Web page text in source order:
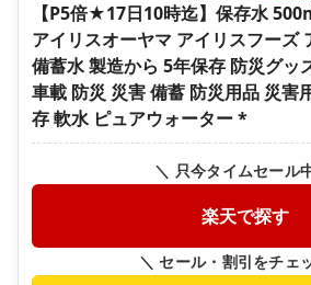
【P5倍★17日10時迄】保存水
アイリスオーヤマ アイリスフーズ
備蓄水 製造から 5年保存 防災グッ
車載 防災 災害 備蓄 防災用品 災害
存 軟水 ピュアウォーター *
＼ 只今タイムセール
楽天で探す
＼ セール・割引をチェ